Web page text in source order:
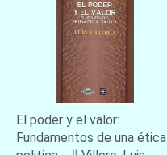
El poder y el valor:
Fundamentos de una ética